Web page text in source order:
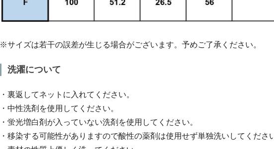
※サイズは若干の誤差が生じる場合がございます。予めご了承ください。
洗濯について
・裏返してネットに入れてください。
・中性洗剤を使用してください。
・蛍光増白剤が入っていない洗剤を使用してください。
・移染する可能性がありますので酸性の薬剤は使用せず単独洗いしてくださ